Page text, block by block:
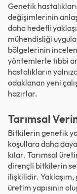
Genetik
değişimlerinin
daha hedefli
mühendisliği
bölgelerinin
yöntemlerle tıbbi
hastalıkların
odaklanan yeni
hazırlar.
Tarımsal
Bitkilerin genetik
koşullara daha
kılar. Tarımsal
dirençli bitkilerin
ilişkilidir.
üretim yapısının